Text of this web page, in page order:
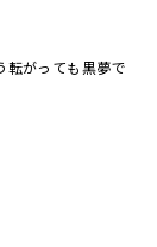
転がっても黒夢で